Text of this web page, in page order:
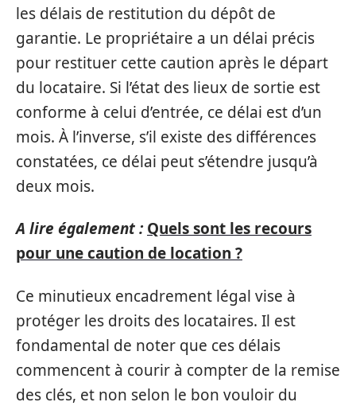
les délais de restitution du dépôt de
garantie. Le propriétaire a un délai précis
pour restituer cette caution après le départ
du locataire. Si l’état des lieux de sortie est
conforme à celui d’entrée, ce délai est d’un
mois. À l’inverse, s’il existe des différences
constatées, ce délai peut s’étendre jusqu’à
deux mois.
A lire également : Quels sont les recours
pour une caution de location ?
Ce minutieux encadrement légal vise à
protéger les droits des locataires. Il est
fondamental de noter que ces délais
commencent à courir à compter de la remise
des clés, et non selon le bon vouloir du